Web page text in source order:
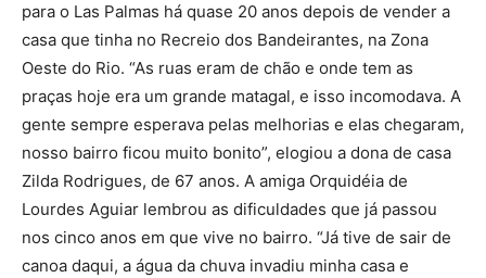
para o Las Palmas há quase 20 anos depois de vender a
casa que tinha no Recreio dos Bandeirantes, na Zona
Oeste do Rio. “As ruas eram de chão e onde tem as
praças hoje era um grande matagal, e isso incomodava. A
gente sempre esperava pelas melhorias e elas chegaram,
nosso bairro ficou muito bonito”, elogiou a dona de casa
Zilda Rodrigues, de 67 anos. A amiga Orquidéia de
Lourdes Aguiar lembrou as dificuldades que já passou
nos cinco anos em que vive no bairro. “Já tive de sair de
canoa daqui, a água da chuva invadiu minha casa e